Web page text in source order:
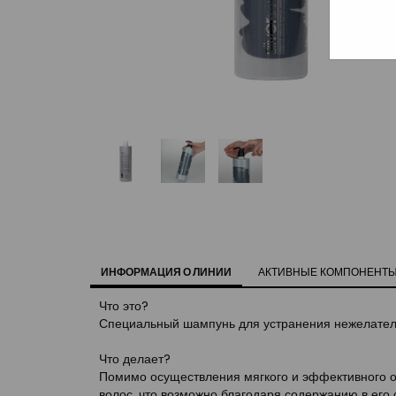
ИНФОРМАЦИЯ О ЛИНИИ АКТИВНЫЕ КОМПОНЕНТЫ
Что это?
Специальный шампунь для устранения
Что делает?
Помимо осуществления мягкого и